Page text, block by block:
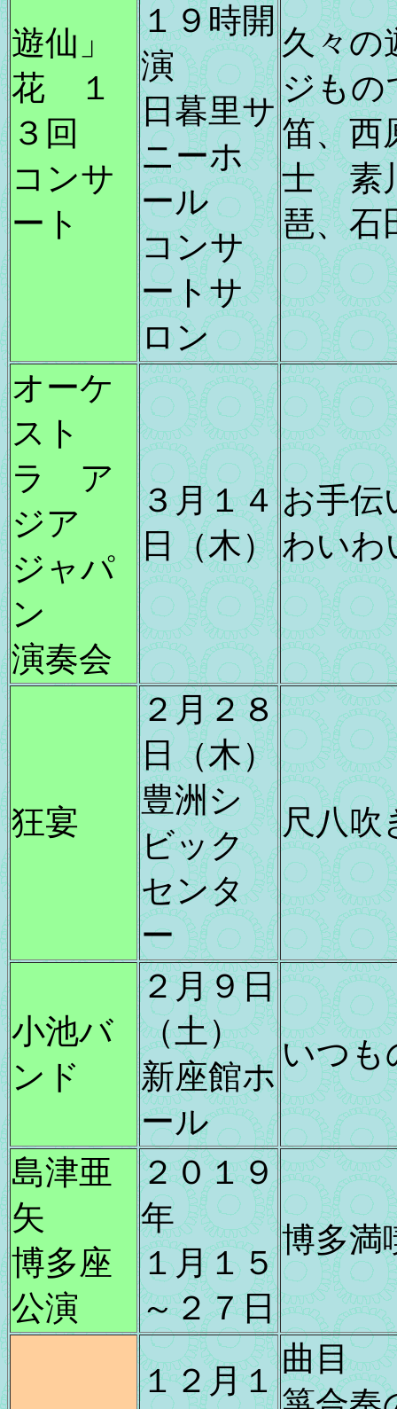
遊仙」
花 １
３回
コンサ
ート
１９時開
演
日暮里サ
ニーホ
ール
コンサ
ートサ
ロン
久々の
ジもの
笛、
士 素
琶、
オーケ
スト
ラ ア
ジア
ジャパ
ン
演奏会
３月１４
日（木）
お手伝
わい
狂宴
２月２８
日（木）
豊洲シ
ビック
センタ
ー
尺八
小池バ
ンド
２月９日
（土）
新座館ホ
ール
いつも
島津亜
矢
博多座
公演
２０１９
年
１月１５
～２７日
博多満
１２月１
曲目